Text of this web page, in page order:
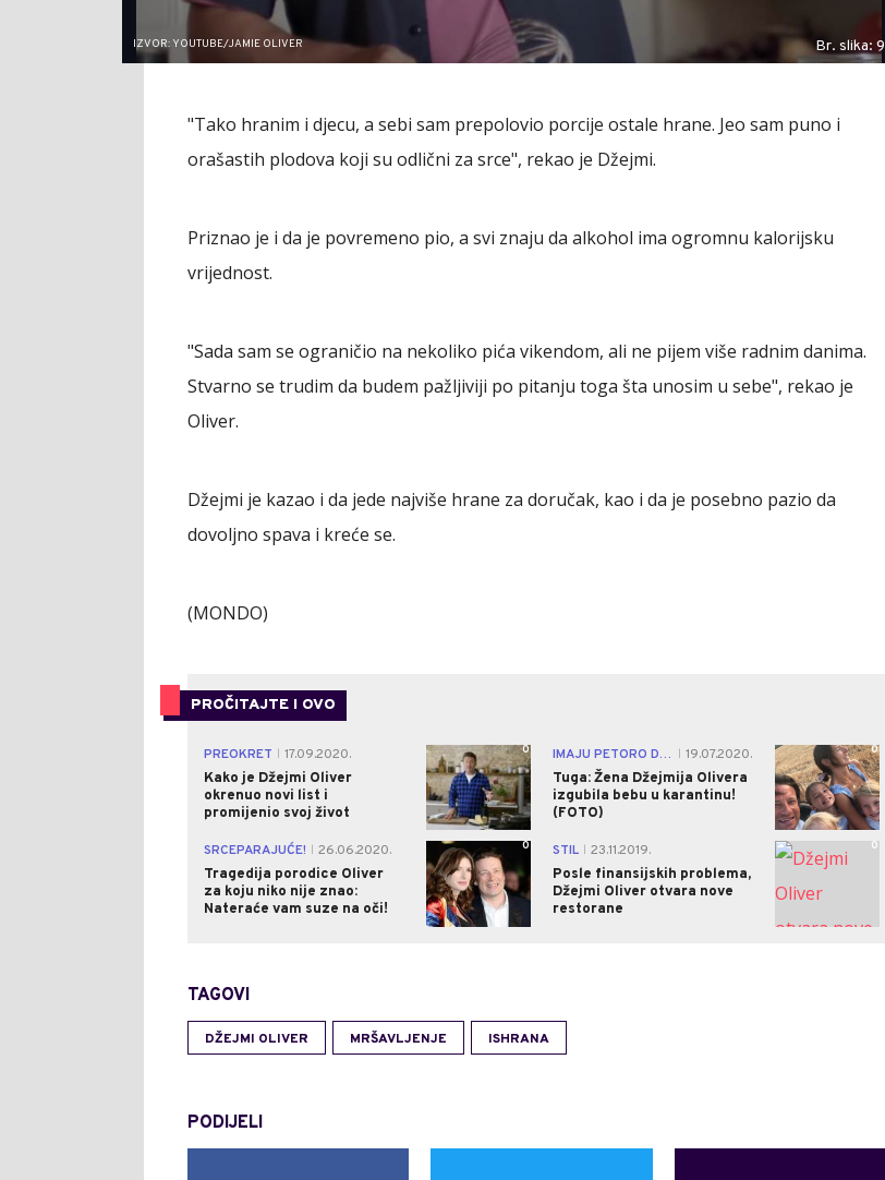
IZVOR: YOUTUBE/JAMIE OLIVER Br. slika: 9
"Tako hranim i djecu, a sebi sam prepolovio porcije ostale hrane. Jeo sam puno i
orašastih plodova koji su odlični za srce", rekao je Džejmi.
Priznao je i da je povremeno pio, a svi znaju da alkohol ima ogromnu kalorijsku
vrijednost.
"Sada sam se ograničio na nekoliko pića vikendom, ali ne pijem više radnim danima.
Stvarno se trudim da budem pažljiviji po pitanju toga šta unosim u sebe", rekao je
Oliver.
Džejmi je kazao i da jede najviše hrane za doručak, kao i da je posebno pazio da
dovoljno spava i kreće se.
(MONDO)
PROČITAJTE I OVO
PREOKRET
17.09.2020.
Kako je Džejmi Oliver
okrenuo novi list i
promijenio svoj život
0 IMAJU PETORO DECE
19.07.2020.
Tuga: Žena Džejmija Olivera
izgubila bebu u karantinu!
(FOTO)
0
SRCEPARAJUĆE!
26.06.2020.
Tragedija porodice Oliver
za koju niko nije znao:
Nateraće vam suze na oči!
0 STIL
23.11.2019.
Posle finansijskih problema,
Džejmi Oliver otvara nove
restorane
0
TAGOVI
DŽEJMI OLIVER MRŠAVLJENJE ISHRANA
PODIJELI